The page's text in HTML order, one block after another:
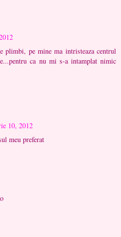
plimbi, pe mine ma intristeaza centrul
ca nu mi s-a intamplat nimic
10, 2012
meu preferat